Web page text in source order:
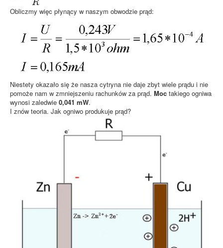
Obliczmy więc płynący w naszym obwodzie prąd:
Niestety okazało się że nasza cytryna nie daje zbyt wiele prądu i nie
pomoże nam w zmniejszeniu rachunków za prąd. Moc takiego ogniwa
wynosi zaledwie 0,041 mW.
I znów teoria. Jak ogniwo produkuje prąd?